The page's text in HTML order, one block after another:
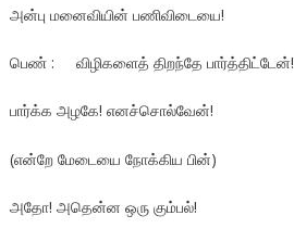
அன்பு மனைவியின் பணிவிடையை!
பெண் : விழிகளைத் திறந்தே பார்த்திட்டேன்!
பார்க்க அழகே! எனச்சொல்வேன்!
(என்றே மேடையை நோக்கிய பின்)
அதோ! அதென்ன ஒரு கும்பல்!